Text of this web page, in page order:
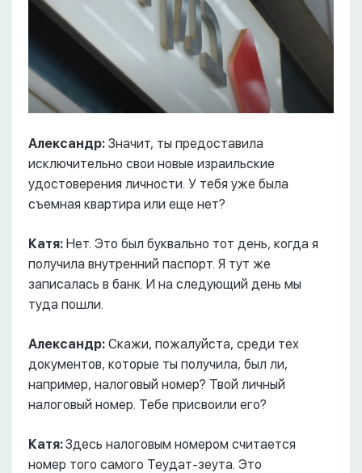
Александр: Значит, ты предоставила
исключительно свои новые израильские
удостоверения личности. У тебя уже была
съемная квартира или еще нет?
Катя: Нет. Это был буквально тот день, когда я
получила внутренний паспорт. Я тут же
записалась в банк. И на следующий день мы
туда пошли.
Александр: Скажи, пожалуйста, среди тех
документов, которые ты получила, был ли,
например, налоговый номер? Твой личный
налоговый номер. Тебе присвоили его?
Катя:Здесь налоговым номером считается
номер того самого Теудат-зеута. Это